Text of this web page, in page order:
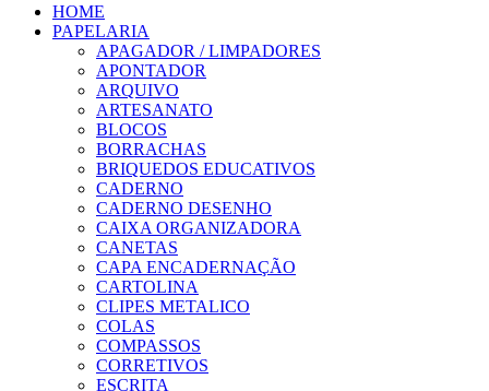
HOME
PAPELARIA
APAGADOR / LIMPADORES
APONTADOR
ARQUIVO
ARTESANATO
BLOCOS
BORRACHAS
BRIQUEDOS EDUCATIVOS
CADERNO
CADERNO DESENHO
CAIXA ORGANIZADORA
CANETAS
CAPA ENCADERNAÇÃO
CARTOLINA
CLIPES METALICO
COLAS
COMPASSOS
CORRETIVOS
ESCRITA